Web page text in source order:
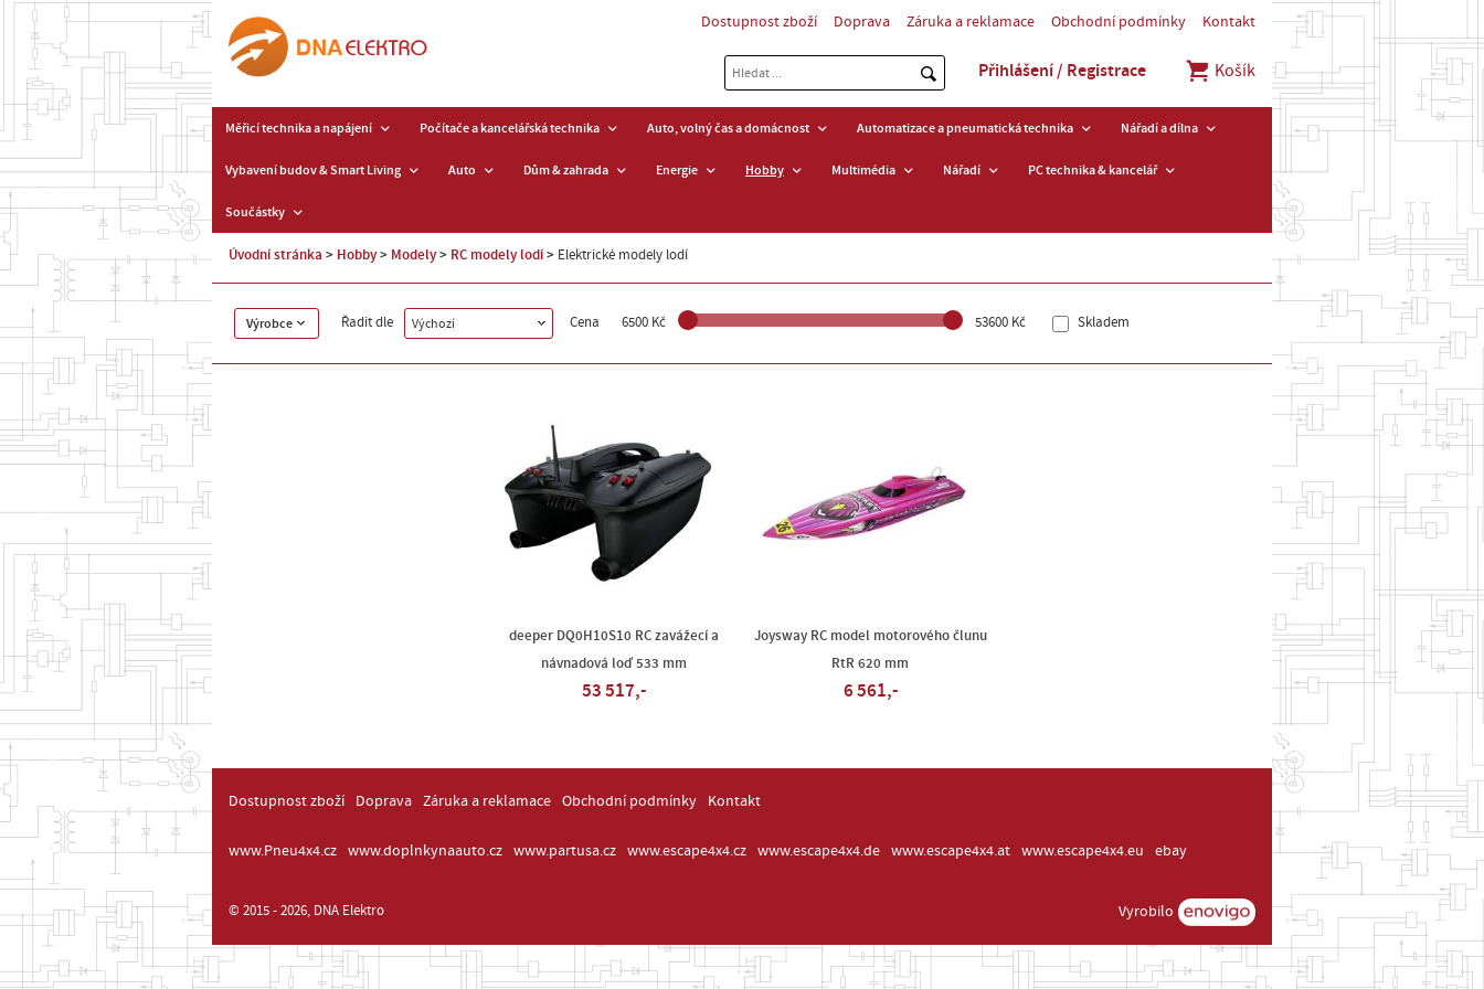
Dostupnost zboží Doprava Záruka a reklamace Obchodní podmínky Kontakt
Přihlášení / Registrace Košík
Měřicí technika a napájení Počítače a kancelářská technika Auto, volný čas a domácnost Automatizace a pneumatická technika Nářadí a dílna
Vybavení budov & Smart Living Auto Dům & zahrada Energie Hobby Multimédia Nářadí PC technika & kancelář
Součástky
Úvodní stránka Hobby Modely RC modely lodí Elektrické modely lodí
Výrobce Řadit dle Výchozí Cena 6500 Kč 53600 Kč Skladem
deeper DQ0H10S10 RC zavážecí a
návnadová loď 533 mm
53 517,-
Joysway RC model motorového člunu
RtR 620 mm
6 561,-
Dostupnost zboží Doprava Záruka a reklamace Obchodní podmínky Kontakt
www.Pneu4x4.cz www.doplnkynaauto.cz www.partusa.cz www.escape4x4.cz www.escape4x4.de www.escape4x4.at www.escape4x4.eu ebay
© 2015 - 2026, DNA Elektro Vyrobilo